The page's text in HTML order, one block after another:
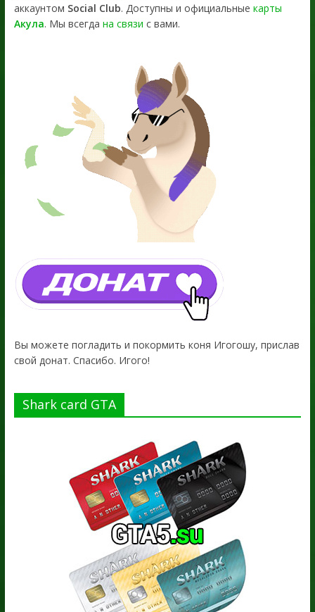
аккаунтом Social Club. Доступны и официальные карты
Акула. Мы всегда на связи с вами.
Вы можете погладить и покормить коня Игогошу, прислав
свой донат. Спасибо. Игого!
Shark card GTA